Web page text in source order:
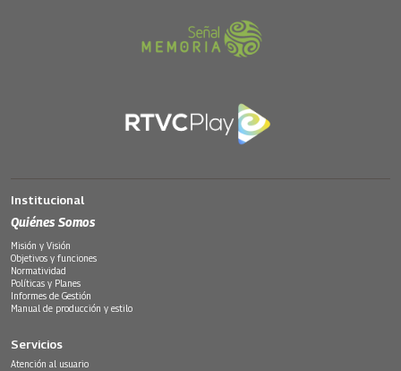
Institucional
Quiénes Somos
Misión y Visión
Objetivos y funciones
Normatividad
Políticas y Planes
Informes de Gestión
Manual de producción y estilo
Servicios
Atención al usuario